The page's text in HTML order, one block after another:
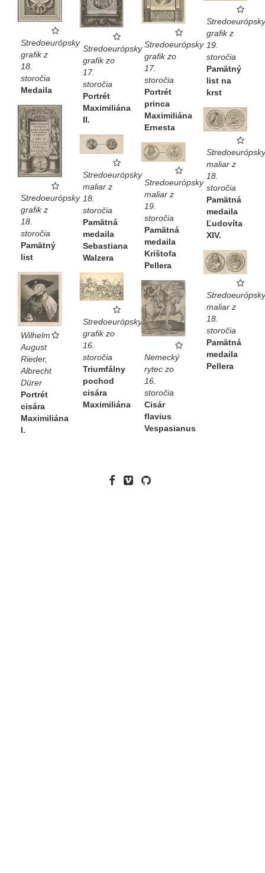
Stredoeurópsky
grafik z
18.
storočia
Medaila
Stredoeurópsky
grafik zo
17.
storočia
Portrét
Maximiliána
II.
Stredoeurópsky
grafik zo
17.
storočia
Portrét
princa
Maximiliána
Ernesta
Stredoeurópsky
grafik z
19.
storočia
Pamätný
list na
krst
Stredoeurópsky
grafik z
18.
storočia
Pamätný
list
Stredoeurópsky
maliar z
18.
storočia
Pamätná
medaila
Ľudovíta
XIV.
Stredoeurópsky
maliar z
18.
storočia
Pamätná
medaila
Sebastiana
Walzera
Stredoeurópsky
maliar z
19.
storočia
Pamätná
medaila
Krištofa
Pellera
Stredoeurópsky
maliar z
18.
storočia
Pamätná
medaila
Pellera
Wilhelm
August
Rieder,
Albrecht
Dürer
Portrét
cisára
Maximiliána
I.
Stredoeurópsky
grafik zo
16.
storočia
Triumfálny
pochod
cisára
Maximiliána
Nemecký
rytec zo
16.
storočia
Cisár
flavius
Vespasianus